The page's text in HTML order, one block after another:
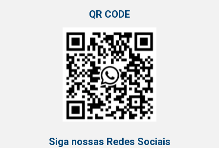
QR CODE
Siga nossas Redes Sociais